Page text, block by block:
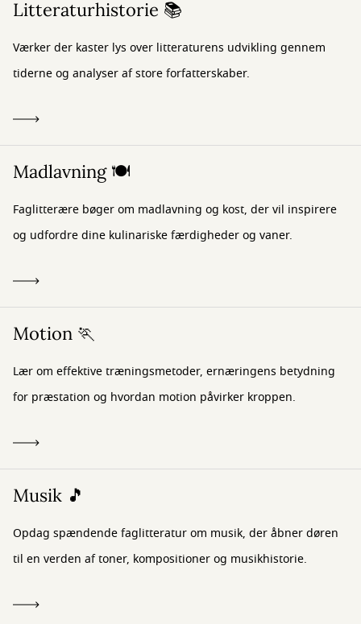
Litteraturhistorie 📚
Værker der kaster lys over litteraturens udvikling gennem
tiderne og analyser af store forfatterskaber.
Madlavning 🍽️
Faglitterære bøger om madlavning og kost, der vil inspirere
og udfordre dine kulinariske færdigheder og vaner.
Motion 🏃
Lær om effektive træningsmetoder, ernæringens betydning
for præstation og hvordan motion påvirker kroppen.
Musik 🎵
Opdag spændende faglitteratur om musik, der åbner døren
til en verden af toner, kompositioner og musikhistorie.